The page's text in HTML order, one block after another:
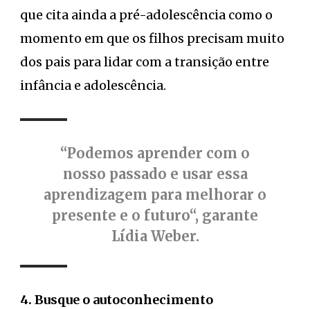
que cita ainda a pré-adolescência como o
momento em que os filhos precisam muito
dos pais para lidar com a transição entre
infância e adolescência.
“Podemos aprender com o
nosso passado e usar essa
aprendizagem para melhorar o
presente e o futuro“, garante
Lídia Weber.
4. Busque o autoconhecimento